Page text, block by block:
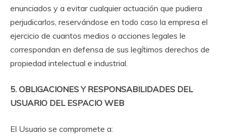
enunciados y a evitar cualquier actuación que pudiera
perjudicarlos, reservándose en todo caso la empresa el
ejercicio de cuantos medios o acciones legales le
correspondan en defensa de sus legítimos derechos de
propiedad intelectual e industrial.
5. OBLIGACIONES Y RESPONSABILIDADES DEL
USUARIO DEL ESPACIO WEB
El Usuario se compromete a: